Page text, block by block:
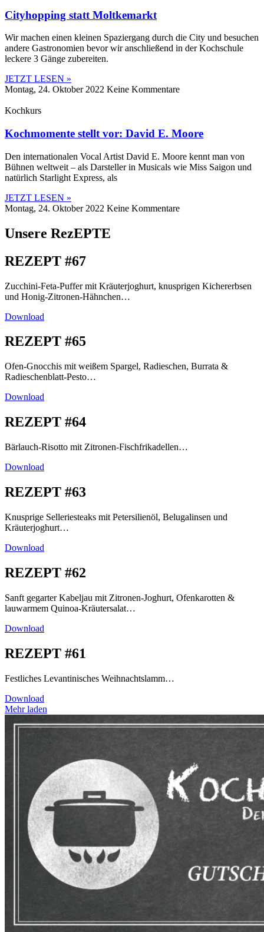
Cityhopping statt Moltkemarkt
Wir machen einen kleinen Spaziergang durch die City und besuchen
andere Gastronomien bevor wir anschließend in der Kochschule
leckere 3 Gänge zubereiten.
JETZT LESEN »
Montag, 24. Oktober 2022 Keine Kommentare
Kochkurs
Kochmomente stellt vor: David E. Moore
Den internationalen Vocal Artist David E. Moore kennt man von
Bühnen weltweit – als Darsteller in Musicals wie Miss Saigon und
natürlich Starlight Express, als
JETZT LESEN »
Montag, 24. Oktober 2022 Keine Kommentare
Unsere RezEPTE
REZEPT #67
Zucchini-Feta-Puffer mit Kräuterjoghurt, knusprigen Kichererbsen
und Honig-Zitronen-Hähnchen…
Download
REZEPT #65
Ofen-Gnocchis mit weißem Spargel, Radieschen, Burrata &
Radieschenblatt-Pesto…
Download
REZEPT #64
Bärlauch-Risotto mit Zitronen-Fischfrikadellen…
Download
REZEPT #63
Knusprige Selleriesteaks mit Petersilienöl, Belugalinsen und
Kräuterjoghurt…
Download
REZEPT #62
Sanft gegarter Kabeljau mit Zitronen-Joghurt, Ofenkarotten &
lauwarmem Quinoa-Kräutersalat…
Download
REZEPT #61
Festliches Levantinisches Weihnachtslamm…
Download
Mehr laden